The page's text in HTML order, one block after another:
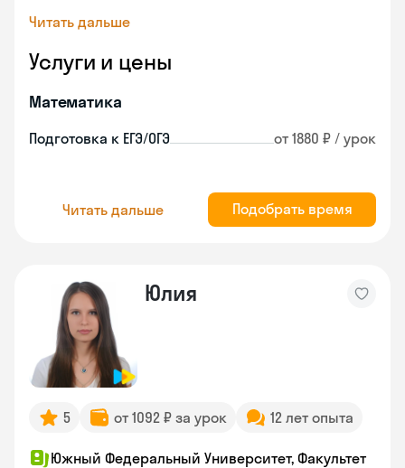
Читать дальше
Услуги и цены
Математика
Подготовка к ЕГЭ/ОГЭ от 1880 ₽ / урок
Читать дальше Подобрать время
Юлия
5 от 1092 ₽ за урок 12 лет опыта
Южный Федеральный Университет, Факультет